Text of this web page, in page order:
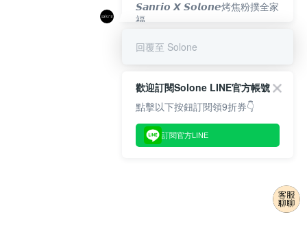
𝙎𝙖𝙣𝙧𝙞𝙤 𝙓 𝙎𝙤𝙡𝙤𝙣𝙚烤焦粉撲全家
福
回覆至 Solone
歡迎訂閱Solone LINE官方帳號
點擊以下按鈕訂閱領9折券👇
訂閱官方LINE